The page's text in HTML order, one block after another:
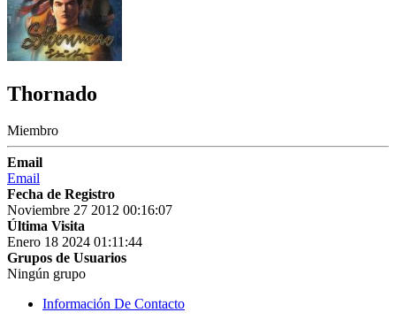
Thornado
Miembro
Email
Email
Fecha de Registro
Noviembre 27 2012 00:16:07
Última Visita
Enero 18 2024 01:11:44
Grupos de Usuarios
Ningún grupo
Información De Contacto